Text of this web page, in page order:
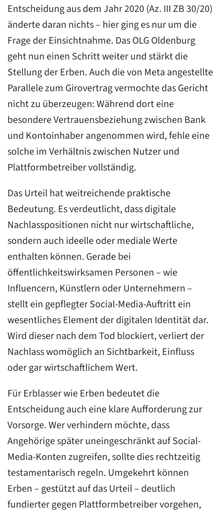
Entscheidung aus dem Jahr 2020 (Az. III ZB 30/20)
änderte daran nichts – hier ging es nur um die
Frage der Einsichtnahme. Das OLG Oldenburg
geht nun einen Schritt weiter und stärkt die
Stellung der Erben. Auch die von Meta angestellte
Parallele zum Girovertrag vermochte das Gericht
nicht zu überzeugen: Während dort eine
besondere Vertrauensbeziehung zwischen Bank
und Kontoinhaber angenommen wird, fehle eine
solche im Verhältnis zwischen Nutzer und
Plattformbetreiber vollständig.
Das Urteil hat weitreichende praktische
Bedeutung. Es verdeutlicht, dass digitale
Nachlasspositionen nicht nur wirtschaftliche,
sondern auch ideelle oder mediale Werte
enthalten können. Gerade bei
öffentlichkeitswirksamen Personen – wie
Influencern, Künstlern oder Unternehmern –
stellt ein gepflegter Social-Media-Auftritt ein
wesentliches Element der digitalen Identität dar.
Wird dieser nach dem Tod blockiert, verliert der
Nachlass womöglich an Sichtbarkeit, Einfluss
oder gar wirtschaftlichem Wert.
Für Erblasser wie Erben bedeutet die
Entscheidung auch eine klare Aufforderung zur
Vorsorge. Wer verhindern möchte, dass
Angehörige später uneingeschränkt auf Social-
Media-Konten zugreifen, sollte dies rechtzeitig
testamentarisch regeln. Umgekehrt können
Erben – gestützt auf das Urteil – deutlich
fundierter gegen Plattformbetreiber vorgehen,